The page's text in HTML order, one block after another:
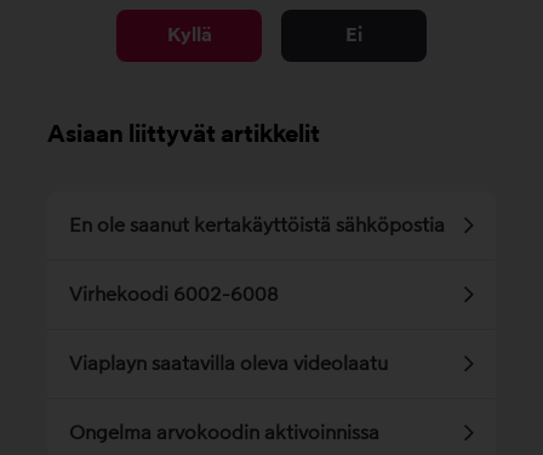
Kyllä Ei
Asiaan liittyvät artikkelit
En ole saanut kertakäyttöistä sähköpostia
Virhekoodi 6002-6008
Viaplayn saatavilla oleva videolaatu
Ongelma arvokoodin aktivoinnissa